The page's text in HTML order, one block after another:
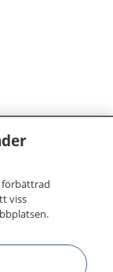
förbättrad
viss